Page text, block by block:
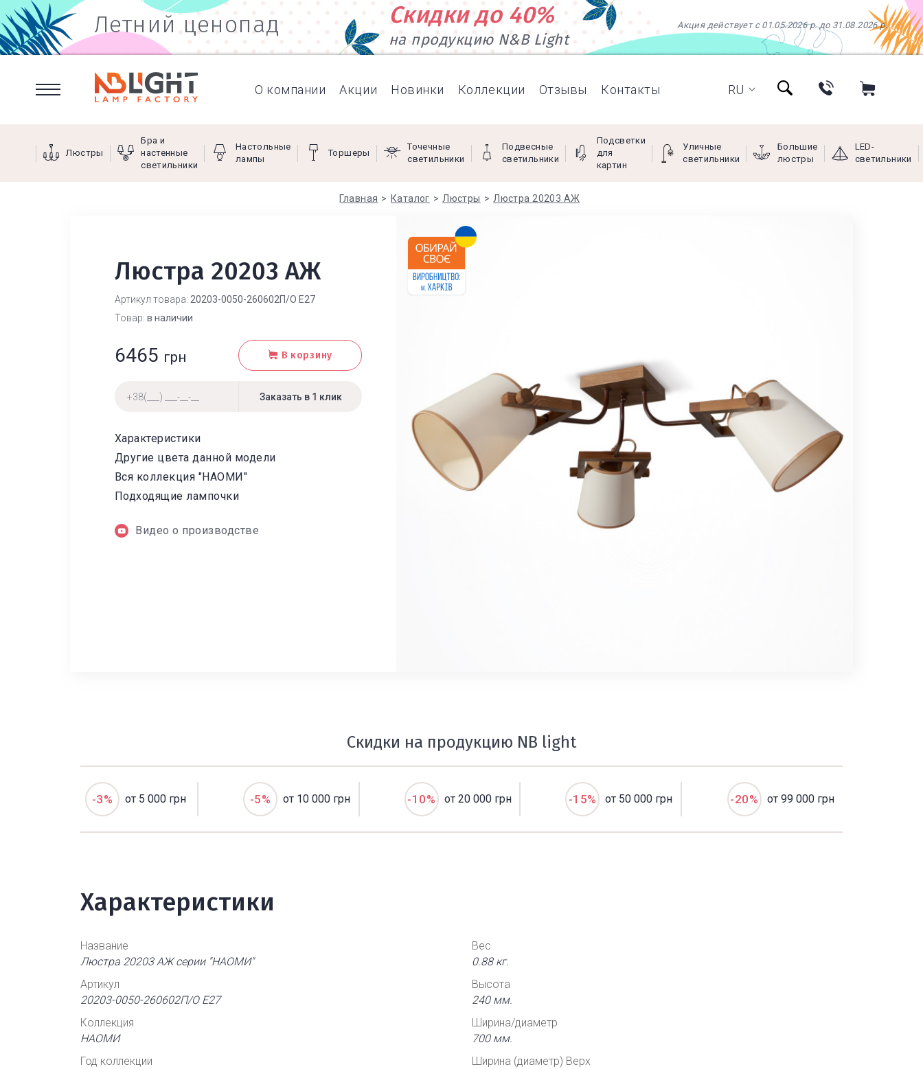
Летний ценопад Скидки до 40%
на продукцию N&B Light
Акция действует с 01.05.2026 р. до 31.08.2026 р.
О компании Акции Новинки Коллекции Отзывы Контакты RU
Люстры
Бра и
настенные
светильники
Настольные
лампы
Торшеры
Точечные
светильники
Подвесные
светильники
Подсветки
для
картин
Уличные
светильники
Большие
люстры
LED-
светильники
Главная Каталог Люстры Люстра 20203 АЖ
Люстра 20203 АЖ
Артикул товара: 20203-0050-260602П/О Е27
Товар: в наличии
6465 грн В корзину
Характеристики
Другие цвета данной модели
Вся коллекция "НАОМИ"
Подходящие лампочки
Видео о производстве
Скидки на продукцию NB light
-3% от 5 000 грн -5% от 10 000 грн -10% от 20 000 грн -15% от 50 000 грн -20% от 99 000 грн
Характеристики
Название
Люстра 20203 АЖ серии "НАОМИ"
Артикул
20203-0050-260602П/О Е27
Коллекция
НАОМИ
Год коллекции
Вес
0.88 кг.
Высота
240 мм.
Ширина/диаметр
700 мм.
Ширина (диаметр) Верх